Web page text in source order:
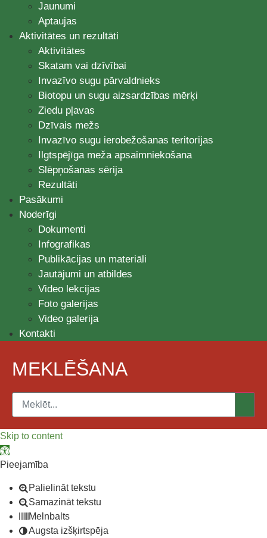
Jaunumi
Aptaujas
Aktivitātes un rezultāti
Aktivitātes
Skatam vai dzīvībai
Invazīvo sugu pārvaldnieks
Biotopu un sugu aizsardzības mērķi
Ziedu pļavas
Dzīvais mežs
Invazīvo sugu ierobežošanas teritorijas
Ilgtspējīga meža apsaimniekošana
Slēpņošanas sērija
Rezultāti
Pasākumi
Noderīgi
Dokumenti
Infografikas
Publikācijas un materiāli
Jautājumi un atbildes
Video lekcijas
Foto galerijas
Video galerija
Kontakti
MEKLĒŠANA
Skip to content
Open toolbar
Pieejamība
Palielināt tekstu
Samazināt tekstu
Melnbalts
Augsta izšķirtspēja